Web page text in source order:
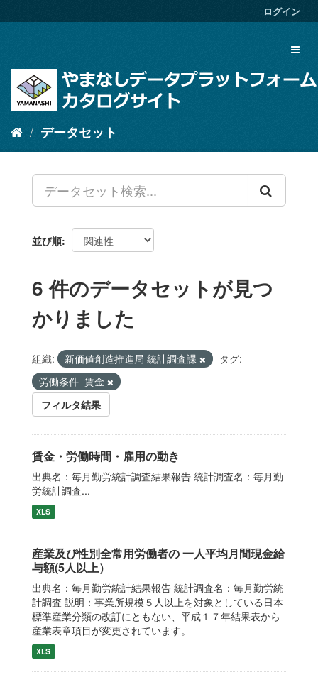
キ
ログイン
データセット
並び順
6 件のデータセットが見つ
かりました
組織: 新価値創造推進局 統計調査課
タグ:
労働条件_賃金
フィルタ結果
賃金・労働時間・雇用の動き
出典名：毎月勤労統計調査結果報告 統計調査名：毎月勤
労統計調査...
XLS
産業及び性別全常用労働者の 一人平均月間現金給
与額(5人以上）
出典名：毎月勤労統計結果報告 統計調査名：毎月勤労統
計調査 説明：事業所規模５人以上を対象としている日本
標準産業分類の改訂にともない、平成１７年結果表から
産業表章項目が変更されています。
XLS